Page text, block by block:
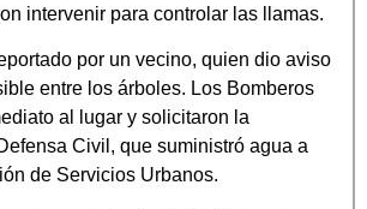
intervenir para controlar las llamas.
por un vecino, quien dio aviso
entre los árboles. Los Bomberos
al lugar y solicitaron la
Civil, que suministró agua a
de Servicios Urbanos.